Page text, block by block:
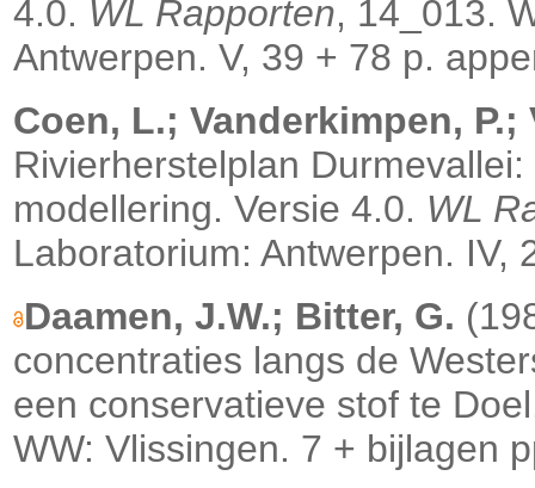
4.0. WL Rapporten, 14_013.
Antwerpen. V, 39 + 78 p.
Coen, L.; Vanderkimpen, P.;
Rivierherstelplan
modellering. Versie 4.0. WL
Laboratorium: Antwerpen.
Daamen, J.W.; Bitter, G.
concentraties langs de
een conservatieve stof te
WW: Vlissingen. 7 + bijlagen